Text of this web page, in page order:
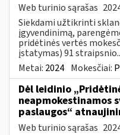
Web turinio sąrašas
Siekdami užtikrinti
įgyvendinimą,
pridėtinės vertės
įstatymas) 91
Metai: 2024 Mokesčiai:
Dėl leidinio
neapmokestinamos
paslaugos“
Web turinio sąrašas